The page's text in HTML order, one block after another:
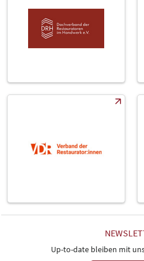
Up-to-date bleiben mit